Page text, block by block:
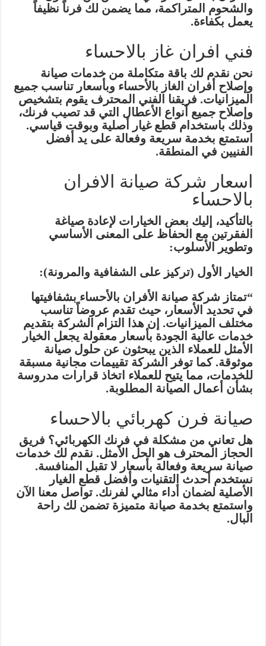
والشحوم المتراكمة، مما يضمن لك فرناً نظيفاً
يعمل بكفاءة.
فني افران غاز بالاحساء
نحن نقدم لك باقة متكاملة من خدمات صيانة
وإصلاح أفران الغاز بالأحساء وبأسعار تناسب جميع
الميزانيات. فريقنا الفني المحترف يقوم بتشخيص
وإصلاح جميع أنواع الأعطال التي قد تصيب فرنك،
وذلك باستخدام قطع غيار أصلية وبوقت قياسي.
استمتع بخدمة سريعة وفعالة على يد أفضل
الفنيين في المنطقة.
اسعار شركة صيانة الافران
بالاحساء
بالتأكيد، إليك بعض الخيارات لإعادة صياغة
الفقرتين مع الحفاظ على المعنى الأساسي
وتطوير الأسلوب:
الخيار الأول (تركيز على الشفافية والمرونة):
“تمتاز شركة صيانة الأفران بالأحساء بشفافيتها
في تحديد الأسعار، حيث تقدم عروضاً تناسب
مختلف الميزانيات. إن هذا التزام الشركة بتقديم
خدمات عالية الجودة بأسعار معقولة يجعل الخيار
الأمثل للعملاء الذين يبحثون عن حلول صيانة
موثوقة. كما توفر الشركة تقييمات مجانية مسبقة
للخدمات، مما يتيح للعملاء اتخاذ قرارات مدروسة
بشأن أعمال الصيانة المطلوبة.
صيانة فرن كهربائي بالاحساء
هل تعاني من مشكلة في فرنك الكهربائي؟ فريق
الحجاز المحترف هو الحل الأمثل. نقدم لك خدمات
صيانة سريعة وفعالة بأسعار لا تقبل المنافسة.
نستخدم أحدث التقنيات وأفضل قطع الغيار
الأصلية لضمان أداء مثالي لفرنك. تواصل معنا الآن
واستمتع بخدمة صيانة متميزة تضمن لك راحة
البال.